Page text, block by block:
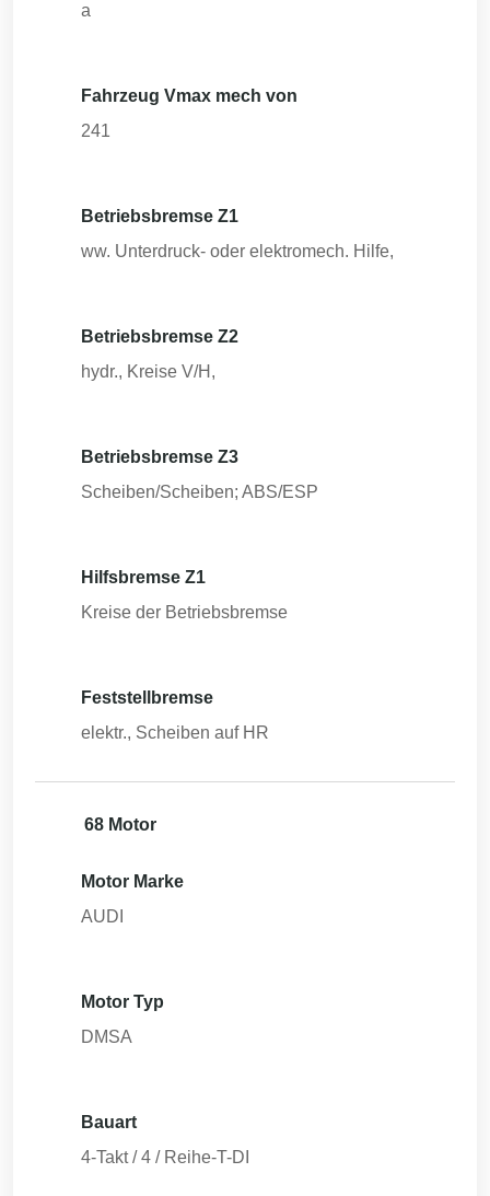
a
Fahrzeug Vmax mech von
241
Betriebsbremse Z1
ww. Unterdruck- oder elektromech. Hilfe,
Betriebsbremse Z2
hydr., Kreise V/H,
Betriebsbremse Z3
Scheiben/Scheiben; ABS/ESP
Hilfsbremse Z1
Kreise der Betriebsbremse
Feststellbremse
elektr., Scheiben auf HR
68 Motor
Motor Marke
AUDI
Motor Typ
DMSA
Bauart
4-Takt / 4 / Reihe-T-DI